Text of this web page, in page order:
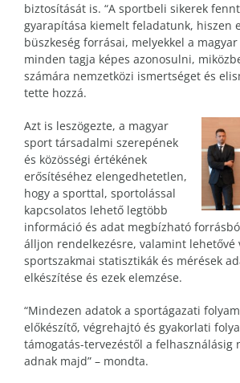
biztosítását is. “A sportbeli sikerek
gyarapítása kiemelt feladatunk, hiszen
büszkeség forrásai, melyekkel a
minden tagja képes azonosulni,
számára nemzetközi ismertséget és
tette hozzá.
Azt is leszögezte, a magyar
sport társadalmi szerepének
és közösségi értékének
erősítéséhez elengedhetetlen,
hogy a sporttal, sportolással
kapcsolatos lehető legtöbb
információ és adat megbízható
álljon rendelkezésre, valamint lehetővé
sportszakmai statisztikák és mérések
elkészítése és ezek elemzése.
“Mindezen adatok a sportágazati
előkészítő, végrehajtó és gyakorlati
támogatás-tervezéstől a felhasználásig
adnak majd” – mondta.